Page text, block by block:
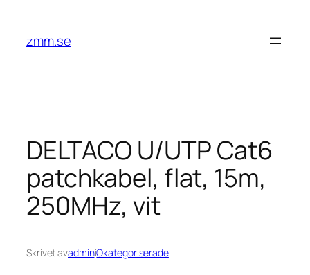
innehåll
zmm.se
DELTACO U/UTP Cat6
patchkabel, flat, 15m,
250MHz, vit
Skrivet avadminiOkategoriserade